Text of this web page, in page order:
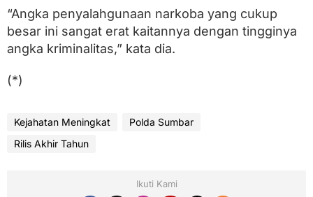
“Angka penyalahgunaan narkoba yang cukup
besar ini sangat erat kaitannya dengan tingginya
angka kriminalitas,” kata dia.
(*)
Kejahatan Meningkat
Polda Sumbar
Rilis Akhir Tahun
Ikuti Kami